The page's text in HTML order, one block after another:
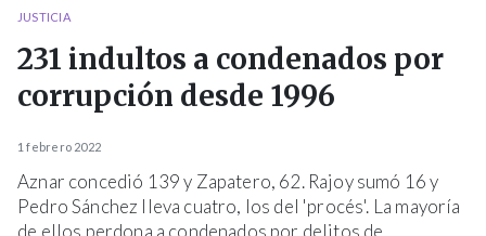
JUSTICIA
231 indultos a condenados por
corrupción desde 1996
1 febrero 2022
Aznar concedió 139 y Zapatero, 62. Rajoy sumó 16 y
Pedro Sánchez lleva cuatro, los del 'procés'. La mayoría
de ellos perdona a condenados por delitos de